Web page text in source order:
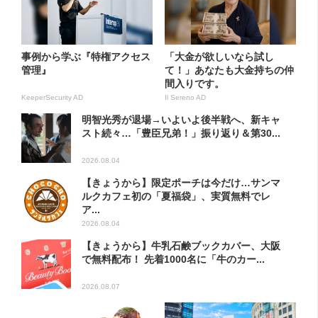
事例から学ぶ『特権アクセス
管理』
KeeperSecurity AD
「大金が欲しいなら試し
て！」あなたも大金持ちの仲
間入りです。
Il Sereno AD
明智光秀が退場→いよいよ後半戦へ、新キャ
スト続々…「豊臣兄弟！」振り返り＆第30...
2026.08.04
【きょうから】限定ポーチは今だけ…サンマ
ルクカフェ初の「夏福袋」、実質無料でレ
ア...
2026.08.04
【きょうから】牛乳石鹸ブックカバー、大阪
で無料配布！ 先着1000名に「牛のカー...
2026.08.07